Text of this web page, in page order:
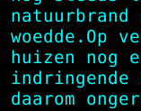
woedde.Op
huizen
daarom